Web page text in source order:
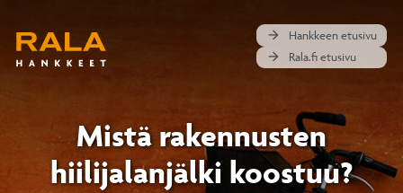
arrow_forward
Hankkeen etusivu
arrow_forward
Rala.fi etusivu
Mistä rakennusten
hiilijalanjälki koostuu?